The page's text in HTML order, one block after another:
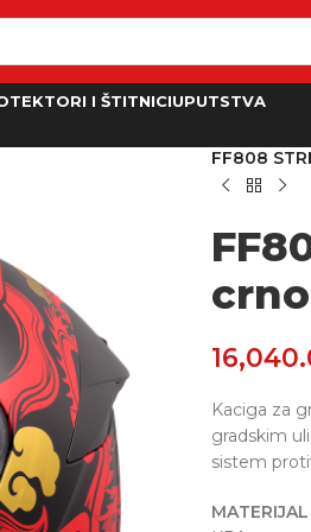
I ŠTITNICIUPUTSTVA
FF808
Kaciga za
gradskim
sistem
MATERIJAL